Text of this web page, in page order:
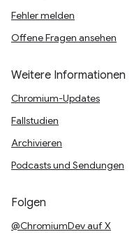
Fehler melden
Offene Fragen ansehen
Weitere Informationen
Chromium-Updates
Fallstudien
Archivieren
Podcasts und Sendungen
Folgen
@ChromiumDev auf X